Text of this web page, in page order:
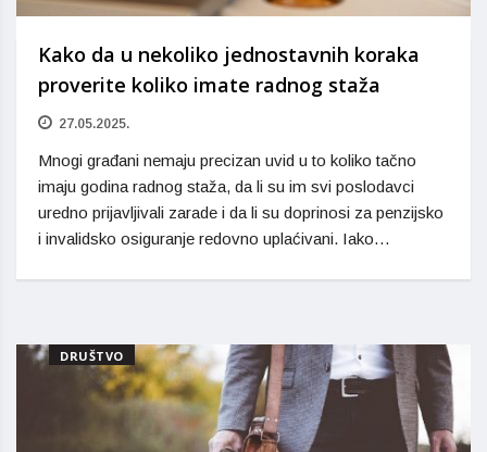
Kako da u nekoliko jednostavnih koraka
proverite koliko imate radnog staža
27.05.2025.
Mnogi građani nemaju precizan uvid u to koliko tačno
imaju godina radnog staža, da li su im svi poslodavci
uredno prijavljivali zarade i da li su doprinosi za penzijsko
i invalidsko osiguranje redovno uplaćivani. Iako…
DRUŠTVO